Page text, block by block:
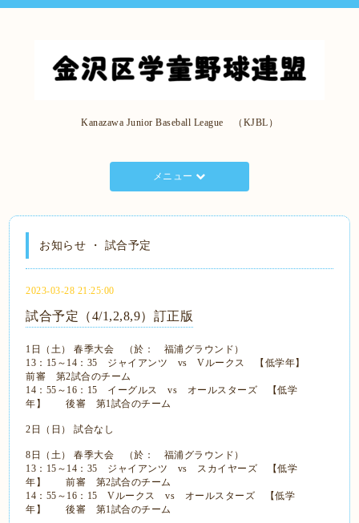
Kanazawa Junior Baseball League （KJBL）
メニュー
お知らせ ・ 試合予定
2023-03-28 21:25:00
試合予定（4/1,2,8,9）訂正版
1日（土）
春季大会 （於： 福浦グラウンド）
13：15～14：35 ジャイアンツ vs Vルークス 【低学年】
前審 第2試合のチーム
14：55～16：15 イーグルス vs オールスターズ 【低学
年】 後審 第1試合のチーム
2日（日） 試合なし
8日（土）
春季大会 （於： 福浦グラウンド）
13：15～14：35 ジャイアンツ vs スカイヤーズ 【低学
年】 前審 第2試合のチーム
14：55～16：15 Vルークス vs オールスターズ 【低学
年】 後審 第1試合のチーム